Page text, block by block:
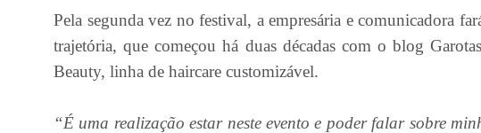
Pela segunda vez no festival, a empresária e comunicadora
trajetória, que começou há duas décadas com o blog
Beauty, linha de haircare customizável.
“É uma realização estar neste evento e poder falar sobre